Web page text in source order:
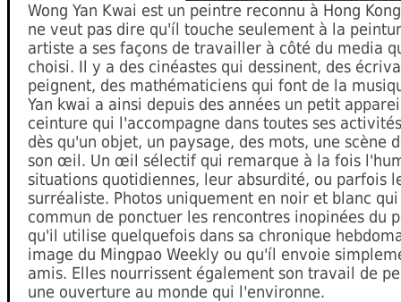
Wong Yan Kwai est un peintre reconnu à Hong
ne veut pas dire qu'íl touche seulement à la
artiste a ses façons de travailler à côté du media
choisi. Il y a des cinéastes qui dessinent, des
peignent, des mathématiciens qui font de la
Yan kwai a ainsi depuis des années un petit
ceinture qui l'accompagne dans toutes ses
dès qu'un objet, un paysage, des mots, une scène
son œil. Un œil sélectif qui remarque à la fois
situations quotidiennes, leur absurdité, ou parfois
surréaliste. Photos uniquement en noir et blanc
commun de ponctuer les rencontres inopinées du
qu'il utilise quelquefois dans sa chronique
image du Mingpao Weekly ou qu'íl envoie
amis. Elles nourrissent également son travail de
une ouverture au monde qui l'environne.